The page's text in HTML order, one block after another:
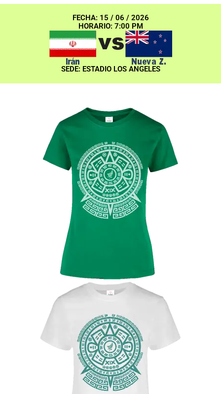
FECHA: 15 / 06 / 2026
HORARIO: 7:00 PM
SEDE: ESTADIO LOS ANGELES